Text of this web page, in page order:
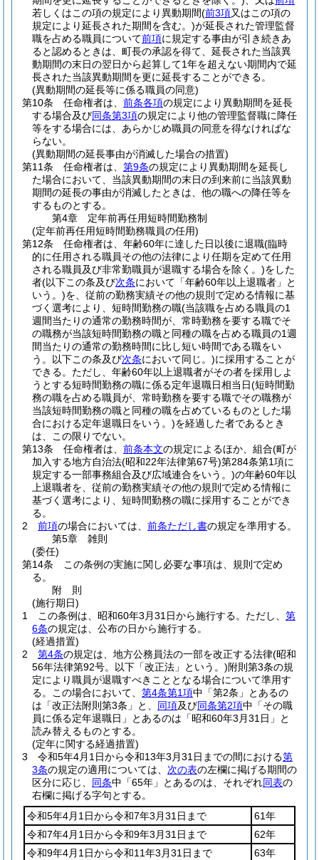
若しくはこの項の規定により異動期間(前3項又はこの項の
規定により延長された期間を含む。)が延長された管理監督
職を占める職員について前項に規定する事由が引き続きあ
ると認めるときは、町長の承認を得て、延長された当該異
動期間の末日の翌日から起算して1年を超えない期間内で延
長された当該異動期間を更に延長することができる。
(異動期間の延長等に係る職員の同意)
第10条
任命権者は、 前条各項の規定により異動期間を延長
する場合及び同条第3項の規定により他の管理監督職に降任
等をする場合には、あらかじめ職員の同意を得なければな
らない。
(異動期間の延長事由が消滅した場合の措置)
第11条
任命権者は、 第9条の規定により異動期間を延長し
た場合において、当該異動期間の末日の到来前に当該異動
期間の延長の事由が消滅したときは、他の職への降任等を
するものとする。
第4章
定年前再任用短時間勤務制
(定年前再任用短時間勤務職員の任用)
第12条
任命権者は、年齢60年に達した日以後に退職(臨時
的に任用される職員その他の法律により任期を定めて任用
される職員及び非常勤職員が退職する場合を除く。)をした
者(以下この条及び次条において「年齢60年以上退職者」と
いう。)を、従前の勤務実績その他の規則で定める情報に基
づく選考により、短時間勤務の職(当該職を占める職員の1
週間当たりの通常の勤務時間が、常時勤務を要する職でそ
の職務が当該短時間勤務の職と同種の職を占める職員の1週
間当たりの通常の勤務時間に比し短い時間である職をい
う。以下この条及び次条において同じ。)に採用することが
できる。 ただし、年齢60年以上退職者がその者を採用しよ
うとする短時間勤務の職に係る定年退職日相当日(短時間勤
務の職を占める職員が、常時勤務を要する職でその職務が
当該短時間勤務の職と同種の職を占めているものとした場
合における定年退職日をいう。)を経過した者であるとき
は、この限りでない。
第13条
任命権者は、 前条本文の規定によるほか、組合(町が
加入する地方自治法(昭和22年法律第67号)第284条第1項に
規定する一部事務組合及び広域連合をいう。)の年齢60年以
上退職者を、従前の勤務実績その他の規則で定める情報に
基づく選考により、短時間勤務の職に採用することができ
る。
2
前項の場合においては、 前条ただし書の規定を準用する。
第5章
雑則
(委任)
第14条
この条例の実施に関し必要な事項は、規則で定め
る。
附 則
(施行期日)
1
この条例は、昭和60年3月31日から施行する。 ただし、 第
6条の規定は、公布の日から施行する。
(経過措置)
2
第4条の規定は、地方公務員法の一部を改正する法律(昭和
56年法律第92号。以下「改正法」という。)附則第3条の規
定により職員が退職すべきこととなる場合について準用す
る。
この場合において、 第4条第1項中「第2条」とあるの
は「改正法附則第3条」と、 同項及び同条第2項中「その職
員に係る定年退職日」とあるのは「昭和60年3月31日」と
読み替えるものとする。
(定年に関する経過措置)
3
令和5年4月1日から令和13年3月31日までの間における第
3条の規定の適用については、 次の表の左欄に掲げる期間の
区分に応じ、 同条中「65年」とあるのは、それぞれ同表の
右欄に掲げる字句とする。
令和5年4月1日から令和7年3月31日まで
61年
令和7年4月1日から令和9年3月31日まで
62年
令和9年4月1日から令和11年3月31日まで
63年